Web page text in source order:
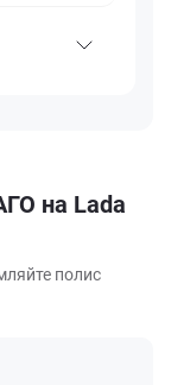
на Lada
полис